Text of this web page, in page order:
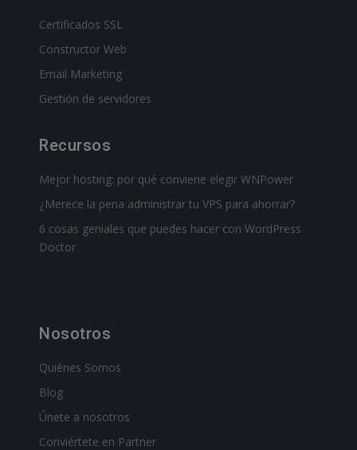
Certificados SSL
Constructor Web
Email Marketing
Gestión de servidores
Recursos
Mejor hosting: por qué conviene elegir WNPower
¿Merece la pena administrar tu VPS para ahorrar?
6 cosas geniales que puedes hacer con WordPress
Doctor
Nosotros
Quiénes Somos
Blog
Únete a nosotros
Conviértete en Partner